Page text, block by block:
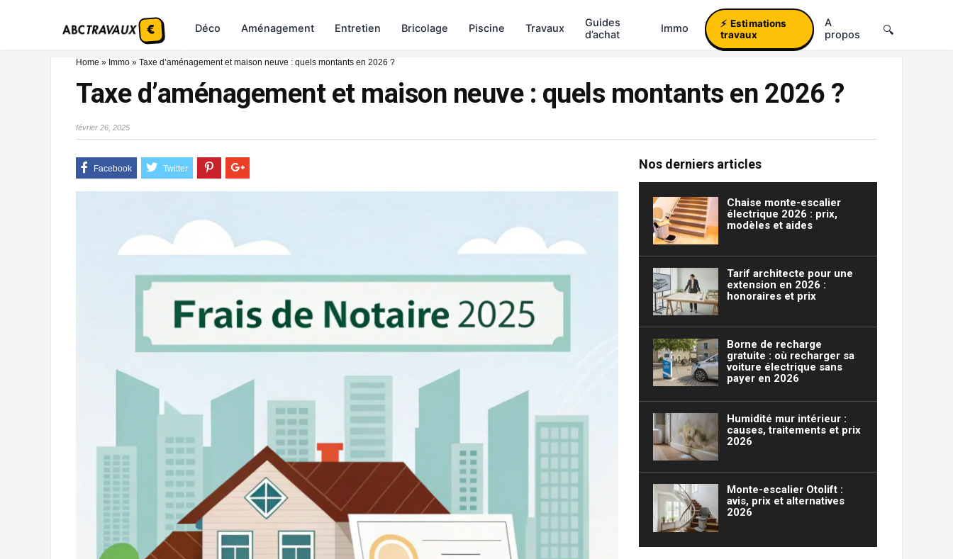
Déco Aménagement Entretien Bricolage Piscine Travaux
Guides
d’achat
Immo
Estimations
travaux
A
propos
Home » Immo » Taxe d’aménagement et maison neuve : quels montants en 2026 ?
Taxe d’aménagement et maison neuve : quels montants en 2026 ?
février 26, 2025
Nos derniers articles
Chaise monte-escalier
électrique 2026 : prix,
modèles et aides
Tarif architecte pour une
extension en 2026 :
honoraires et prix
Borne de recharge
gratuite : où recharger sa
voiture électrique sans
payer en 2026
Humidité mur intérieur :
causes, traitements et prix
2026
Monte-escalier Otolift :
avis, prix et alternatives
2026